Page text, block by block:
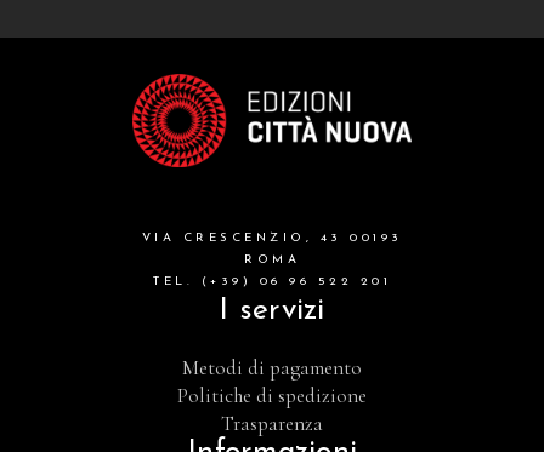
VIA CRESCENZIO, 43 00193
ROMA
TEL. (+39) 06 96 522 201
I servizi
Metodi di pagamento
Politiche di spedizione
Trasparenza